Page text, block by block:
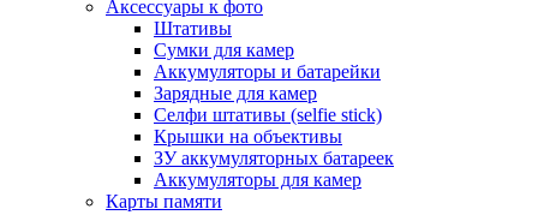
Аксессуары к фото
Штативы
Сумки для камер
Аккумуляторы и батарейки
Зарядные для камер
Селфи штативы (selfie stick)
Крышки на объективы
ЗУ аккумуляторных батареек
Аккумуляторы для камер
Карты памяти